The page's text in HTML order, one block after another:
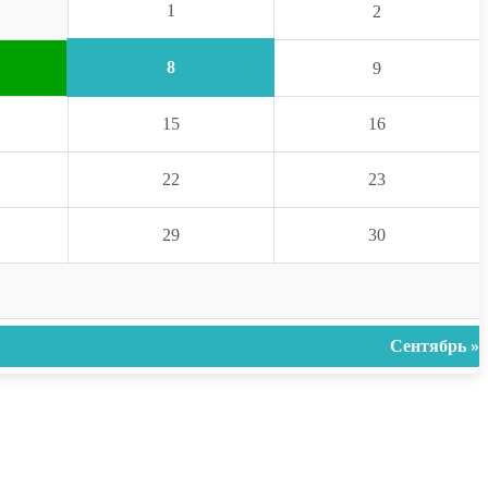
1 2
8 9
15 16
22 23
29 30
Сентябрь »